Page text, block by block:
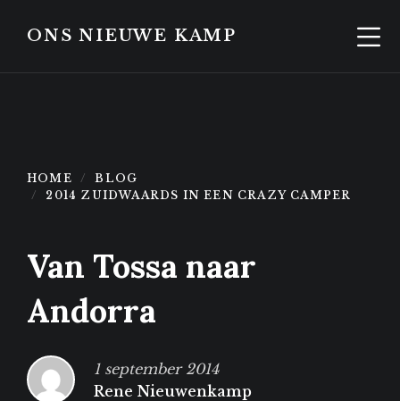
content
footerONS NIEUWE KAMP
HOME
BLOG
2014 ZUIDWAARDS IN EEN CRAZY CAMPER
Van Tossa naar
Andorra
1 september 2014
Rene Nieuwenkamp